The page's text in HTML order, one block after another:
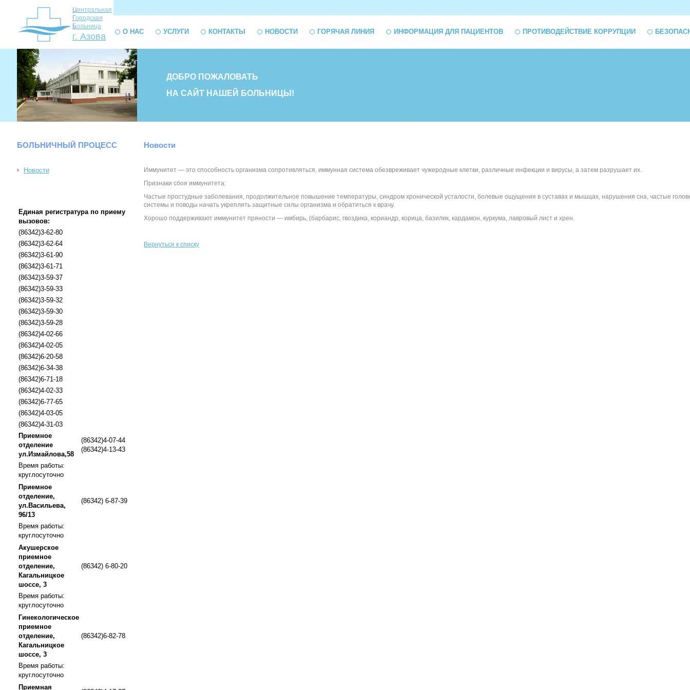
Центральная
Городская
Больница
г. Азова О НАС УСЛУГИ КОНТАКТЫ НОВОСТИ ГОРЯЧАЯ ЛИНИЯ ИНФОРМАЦИЯ ДЛЯ ПАЦИЕНТОВ ПРОТИВОДЕЙСТВИЕ КОРРУПЦИИ
ДОБРО ПОЖАЛОВАТЬ
НА САЙТ НАШЕЙ БОЛЬНИЦЫ!
БОЛЬНИЧНЫЙ ПРОЦЕСС
Новости
Единая регистратура по приему
вызовов:
(86342)3-62-80
(86342)3-62-64
(86342)3-61-90
(86342)3-61-71
(86342)3-59-37
(86342)3-59-33
(86342)3-59-32
(86342)3-59-30
(86342)3-59-28
(86342)4-02-66
(86342)4-02-05
(86342)6-20-58
(86342)6-34-38
(86342)6-71-18
(86342)4-02-33
(86342)6-77-65
(86342)4-03-05
(86342)4-31-03
Приемное
отделение
ул.Измайлова,58
(86342)4-07-44
(86342)4-13-43
Время работы:
круглосуточно
Приемное
отделение,
ул.Васильева,
96/13
(86342) 6-87-39
Время работы:
круглосуточно
Акушерское
приемное
отделение,
Кагальницкое
шоссе, 3
(86342) 6-80-20
Время работы:
круглосуточно
Гинекологическое
приемное
отделение,
Кагальницкое
шоссе, 3
(86342)6-82-78
Время работы:
круглосуточно
Приемная
Новости
Иммунитет — это способность организма сопротивляться, иммунная система обезвреживает чужеродные клетки, различные инфекции и вирусы, а затем разрушает их.
Признаки сбоя иммунитета:
Частые простудные заболевания, продолжительное повышение температуры, синдром хронической усталости, болевые ощущения в суставах и мышцах, нарушения сна, частые
системы и поводы начать укреплять защитные силы организма и обратиться к врачу.
Хорошо поддерживают иммунитет пряности — имбирь, (барбарис, гвоздика, кориандр, корица, базилик, кардамон, куркума, лавровый лист и хрен.
Вернуться к списку